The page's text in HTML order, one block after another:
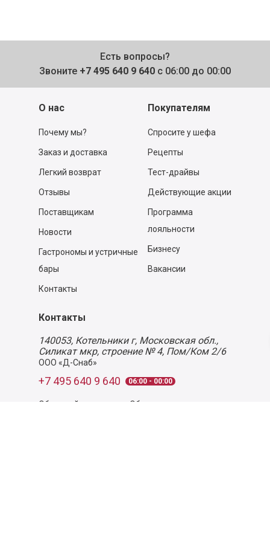
Есть вопросы?
Звоните +7 495 640 9 640 с 06:00 до 00:00
О нас
Почему мы?
Заказ и доставка
Легкий возврат
Отзывы
Поставщикам
Новости
Гастрономы и устричные
бары
Контакты
Покупателям
Спросите у шефа
Рецепты
Тест-драйвы
Действующие акции
Программа
лояльности
Бизнесу
Вакансии
Контакты
140053, Котельники г, Московская обл.,
Силикат мкр, строение № 4, Пом/Ком 2/6
ООО «Д-Снаб»
+7 495 640 9 640 06:00 - 00:00
Обратный звонок Обратная связь